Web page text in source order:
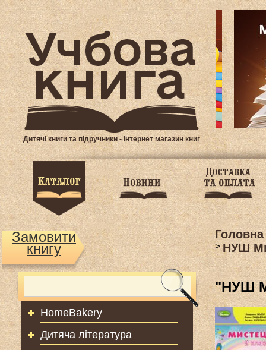
Дитячі книги та підручники - інтернет магазин книг
Замовити
книгу
HomeBakery
Дитяча література
Головна
> НУШ
"НУШ